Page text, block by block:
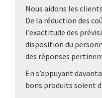
Nous aidons les
De la réduction des
l’exactitude des
disposition du
des réponses
En s’appuyant
bons produits soient